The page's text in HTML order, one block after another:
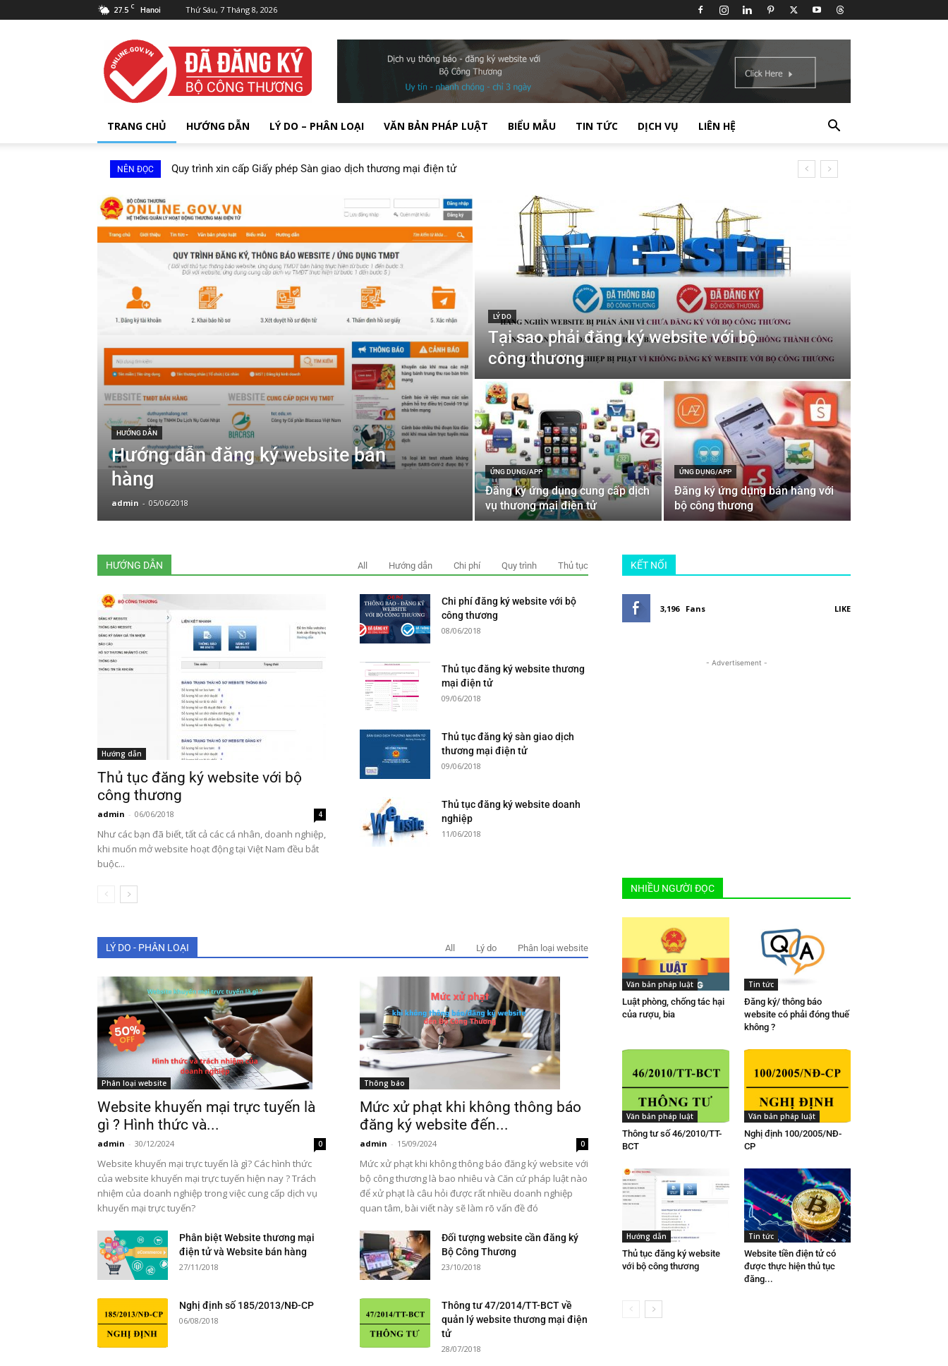
27.5 C Hanoi Thứ Sáu, 7 Tháng 8, 2026
ĐĂNG
KÝ
WEBSITE
VỚI
CÔNG
TRANG CHỦ HƯỚNG DẪN LÝ DO – PHÂN LOẠI VĂN BẢN PHÁP LUẬT BIỂU MẪU TIN TỨC DỊCH VỤ LIÊN HỆ
NÊN ĐỌC Quy trình xin cấp Giấy phép Sàn giao dịch thương mại điện tử
HƯỚNG DẪN
Hướng dẫn đăng ký website bán
hàng
admin - 05/06/2018
LÝ DO
Tại sao phải đăng ký website với bộ
công thương
ỨNG DỤNG/APP
Đăng ký ứng dụng cung cấp dịch
vụ thương mại điện tử
ỨNG DỤNG/APP
Đăng ký ứng dụng bán hàng với
bộ công thương
HƯỚNG DẪN All Hướng dẫn Chi phí Quy trình Thủ tục
Hướng dẫn
Thủ tục đăng ký website với bộ
công thương
admin - 06/06/2018 4
Như các bạn đã biết, tất cả các cá nhân, doanh nghiệp,
khi muốn mở website hoạt động tại Việt Nam đều bắt
buộc...
Chi phí đăng ký website với bộ
công thương
08/06/2018
Thủ tục đăng ký website thương
mại điện tử
09/06/2018
Thủ tục đăng ký sàn giao dịch
thương mại điện tử
09/06/2018
Thủ tục đăng ký website doanh
nghiệp
11/06/2018
LÝ DO - PHÂN LOẠI All Lý do Phân loại website
Phân loại website
Website khuyến mại trực tuyến là
gì ? Hình thức và...
admin - 30/12/2024 0
Website khuyến mại trực tuyến là gì? Các hình thức
của website khuyến mại trực tuyến hiện nay ? Trách
nhiệm của doanh nghiệp trong việc cung cấp dịch vụ
khuyến mại trực tuyến?
Thông báo
Mức xử phạt khi không thông báo
đăng ký website đến...
admin - 15/09/2024 0
Mức xử phạt khi không thông báo đăng ký website với
bộ công thương là bao nhiêu và Căn cứ pháp luật nào
để xử phạt là câu hỏi được rất nhiều doanh nghiệp
quan tâm, bài viết này sẽ làm rõ vấn đề đó
Phân biệt Website thương mại
điện tử và Website bán hàng
27/11/2018
Đối tượng website cần đăng ký
Bộ Công Thương
23/10/2018
Nghị định số 185/2013/NĐ-CP
06/08/2018
Thông tư 47/2014/TT-BCT về
quản lý website thương mại điện
tử
28/07/2018
KẾT NỐI
3,196 Fans LIKE
- Advertisement -
NHIỀU NGƯỜI ĐỌC
Văn bản pháp luật
Luật phòng, chống tác hại
của rượu, bia
Tin tức
Đăng ký/ thông báo
website có phải đóng thuế
không ?
Văn bản pháp luật
Thông tư số 46/2010/TT-
BCT
Văn bản pháp luật
Nghị định 100/2005/NĐ-
CP
Hướng dẫn
Thủ tục đăng ký website
với bộ công thương
Tin tức
Website tiền điện tử có
được thực hiện thủ tục
đăng...